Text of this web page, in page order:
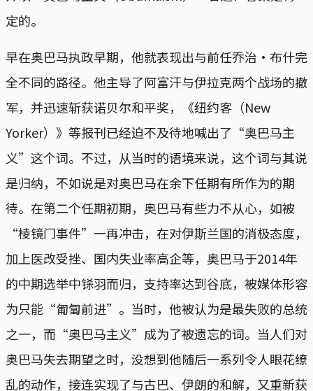
定的。
早在奥巴马执政早期，他就表现出与前任乔治·布什完
全不同的路径。他主导了阿富汗与伊拉克两个战场的撤
军，并迅速斩获诺贝尔和平奖，《纽约客（New
Yorker）》等报刊已经迫不及待地喊出了“奥巴马主
义”这个词。不过，从当时的语境来说，这个词与其说
是归纳，不如说是对奥巴马在余下任期有所作为的期
待。在第二个任期初期，奥巴马有些力不从心，如被
“棱镜门事件”一再冲击，在对伊斯兰国的消极态度，
加上医改受挫、国内失业率高企等，奥巴马于2014年
的中期选举中铩羽而归，支持率达到谷底，被媒体形容
为只能“匍匐前进”。当时，他被认为是最失败的总统
之一，而“奥巴马主义”成为了被遗忘的词。当人们对
奥巴马失去期望之时，没想到他随后一系列令人眼花缭
乱的动作，接连实现了与古巴、伊朗的和解，又重新获